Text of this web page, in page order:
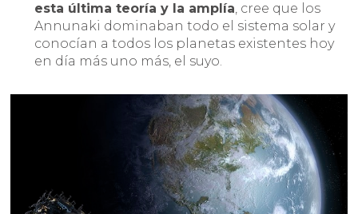
esta última teoría y la amplía, cree que los
Annunaki dominaban todo el sistema solar y
conocían a todos los planetas existentes hoy
en día más uno más, el suyo.